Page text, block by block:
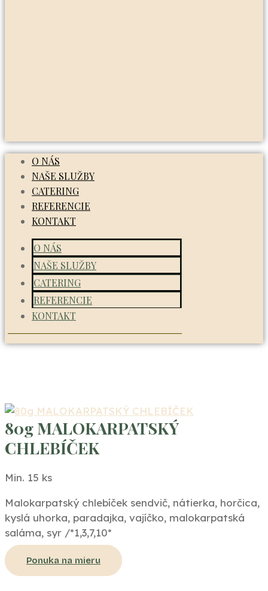
O NÁS
NAŠE SLUŽBY
CATERING
REFERENCIE
KONTAKT
O NÁS
NAŠE SLUŽBY
CATERING
REFERENCIE
KONTAKT
80g MALOKARPATSKÝ
CHLEBÍČEK
Min. 15 ks
Malokarpatský chlebíček sendvič, nátierka, horčica,
kyslá uhorka, paradajka, vajíčko, malokarpatská
saláma, syr /*1,3,7,10*
Ponuka na mieru